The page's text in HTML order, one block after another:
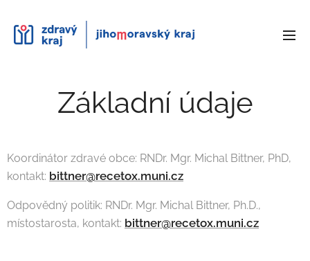
Základní údaje
Koordinátor zdravé obce: RNDr. Mgr. Michal Bittner, PhD,
kontakt: bittner@recetox.muni.cz
Odpovědný politik: RNDr. Mgr. Michal Bittner, Ph.D.,
místostarosta, kontakt: bittner@recetox.muni.cz